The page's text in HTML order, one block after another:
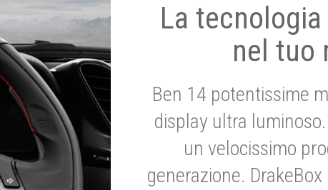
La
nel tuo
Ben 14 potentissime
display ultra
un velocissimo
generazione.